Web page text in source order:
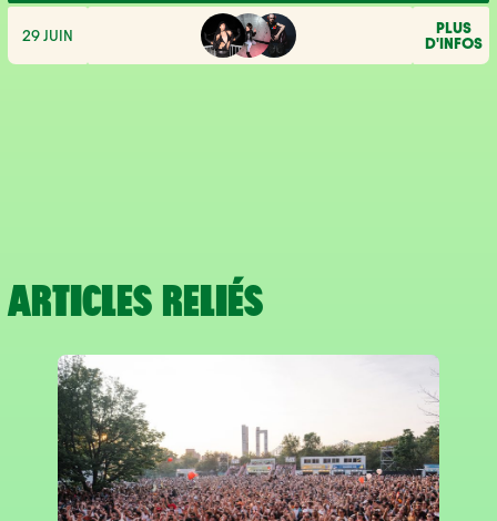
29 JUIN
PLUS
D'INFOS
ARTICLES RELIÉS